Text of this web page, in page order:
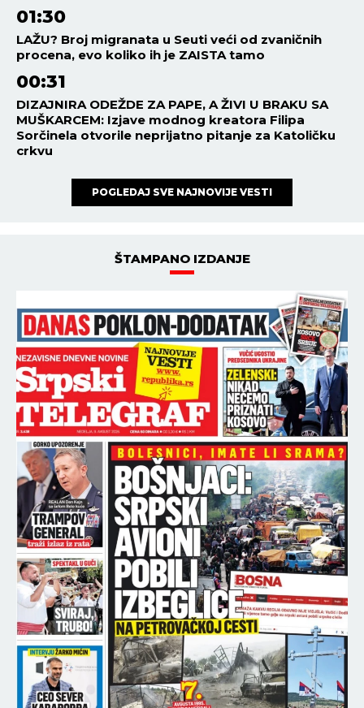
01:30
LAŽU? Broj migranata u Seuti veći od zvaničnih
procena, evo koliko ih je ZAISTA tamo
00:31
DIZAJNIRA ODEŽDE ZA PAPE, A ŽIVI U BRAKU SA
MUŠKARCEM: Izjave modnog kreatora Filipa
Sorčinela otvorile neprijatno pitanje za Katoličku
crkvu
POGLEDAJ SVE NAJNOVIJE VESTI
ŠTAMPANO IZDANJE